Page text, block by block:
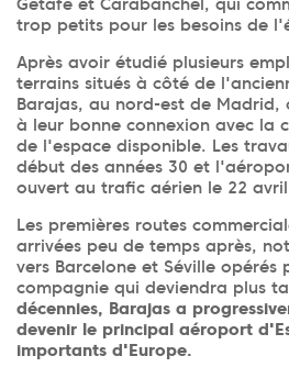
Getafe et Carabanchel, qui
trop petits pour les besoins de
Après avoir étudié plusieurs
terrains situés à côté de
Barajas, au nord-est de Madrid,
à leur bonne connexion avec la
de l'espace disponible. Les
début des années 30 et
ouvert au trafic aérien le 22
Les premières routes
arrivées peu de temps après,
vers Barcelone et Séville opérés
compagnie qui deviendra plus
décennies, Barajas a
devenir le principal aéroport
importants d'Europe.